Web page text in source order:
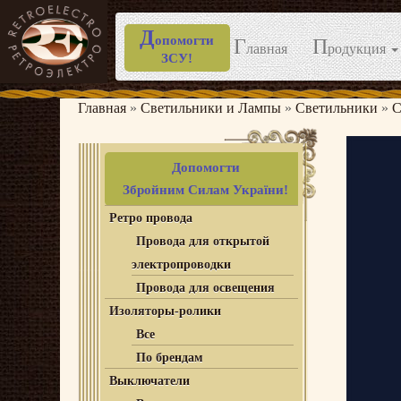
Перейти
содержимому
Допомогти
ЗСУ!
Главная Продукция
Главная » Светильники и Лампы » Светильники »
Допомогти
Збройним Силам України!
Ретро провода
Провода для открытой
электропроводки
Провода для освещения
Изоляторы-ролики
Все
По брендам
Выключатели